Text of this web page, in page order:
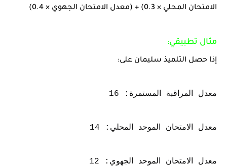
الامتحان المحلي × 0.3) + (معدل الامتحان الجهوي × 0.4)
مثال تطبيقي:
إذا حصل التلميذ سليمان على:
معدل المراقبة المستمرة: 16
معدل الامتحان الموحد المحلي: 14
معدل الامتحان الموحد الجهوي: 12